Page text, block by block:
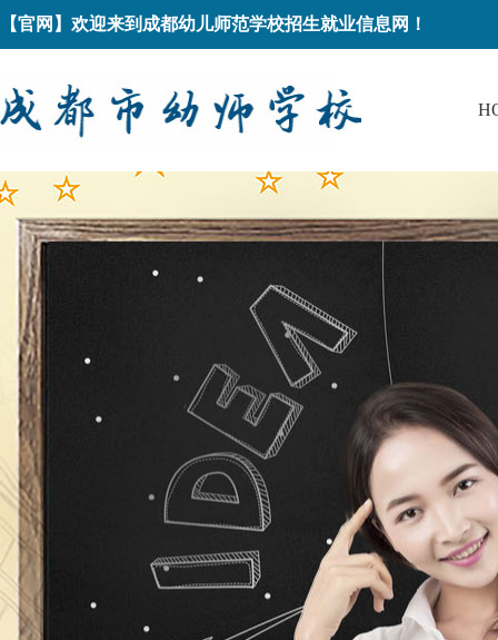
【官网】欢迎来到成都幼儿师范学校招生就业信息网！